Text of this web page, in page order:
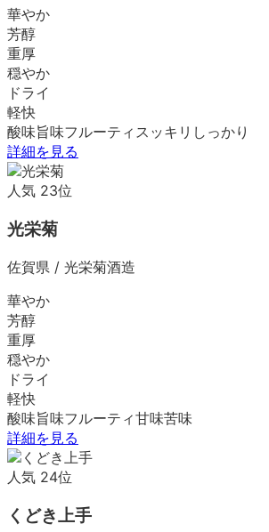
華やか
芳醇
重厚
穏やか
ドライ
軽快
酸味旨味フルーティ スッキリ しっかり
詳細を見る
人気 23位
光栄菊
佐賀県 / 光栄菊酒造
華やか
芳醇
重厚
穏やか
ドライ
軽快
酸味旨味フルーティ甘味苦味
詳細を見る
人気 24位
くどき上手